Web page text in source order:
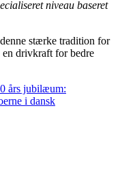
niveau baseret
stærke tradition for
drivkraft for bedre
års jubilæum:
i dansk